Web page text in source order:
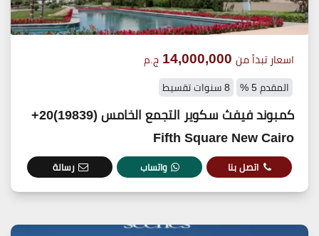
اسعار تبدأ من 14,000,000 ج.م
المقدم 5 % 8 سنوات تقسيط
كمبوند فيفث سكوير التجمع الخامس (19839)20+
Fifth Square New Cairo
اتصل بنا واتساب رسالة